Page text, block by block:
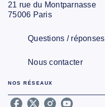
21 rue du Montparnasse
75006 Paris
Questions / réponses
Nous contacter
NOS RÉSEAUX